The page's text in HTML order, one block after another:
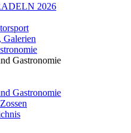
2026
Galerien
Gastronomie
Gastronomie